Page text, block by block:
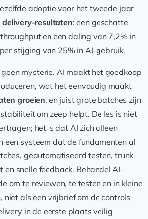
adoptie voor het tweede jaar
delivery-resultaten: een geschatte
en een daling van 7,2% in
stijging van 25% in AI-gebruik.
mysterie. AI maakt het goedkoop
wat het eenvoudig maakt
groeien, en juist grote batches zijn
om zeep helpt. De les is niet
het is dat AI zich alleen
een systeem dat de fundamenten al
geautomatiseerd testen, trunk-
en snelle feedback. Behandel AI-
om te reviewen, te testen en in kleine
niet als een vrijbrief om de controls
in de eerste plaats veilig